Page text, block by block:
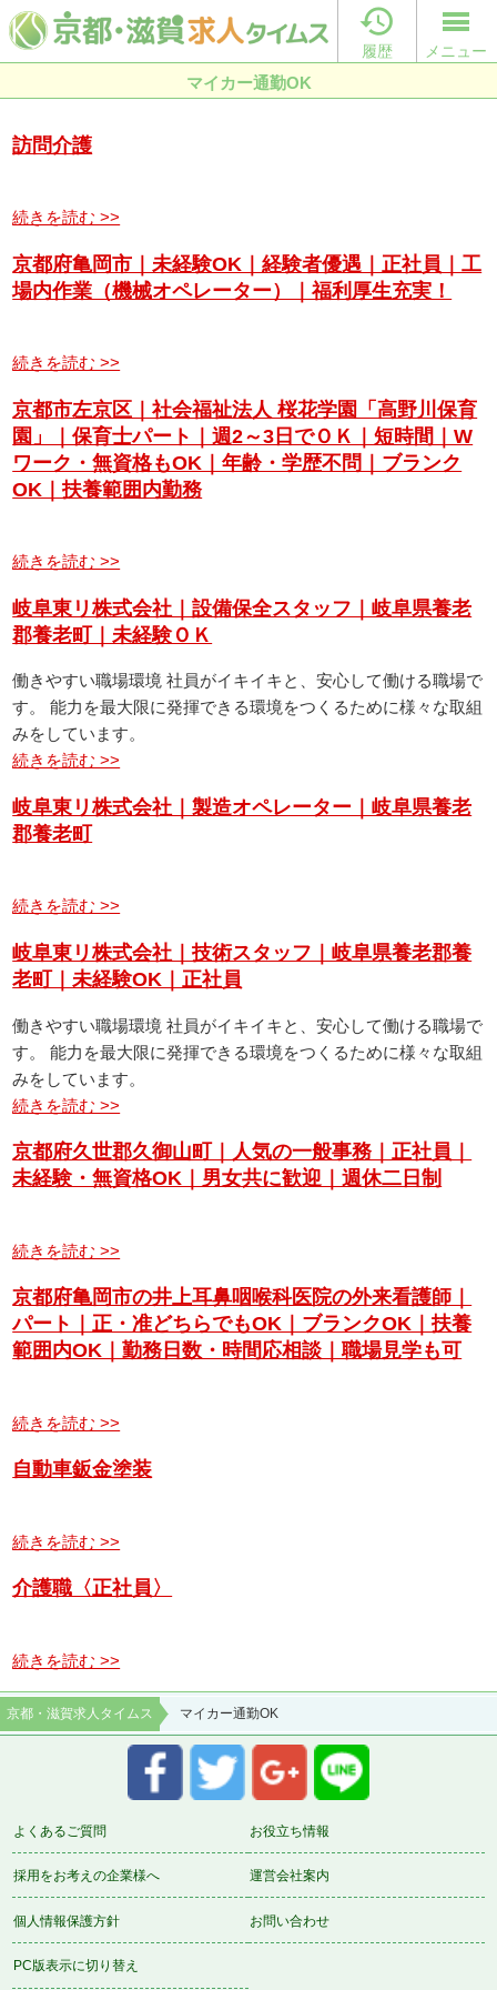

履歴 メニュー
マイカー通勤OK
訪問介護
続きを読む >>
京都府亀岡市｜未経験OK｜経験者優遇｜正社員｜工
場内作業（機械オペレーター）｜福利厚生充実！
続きを読む >>
京都市左京区｜社会福祉法人 桜花学園「高野川保育
園」｜保育士パート｜週2～3日でＯＫ｜短時間｜W
ワーク・無資格もOK｜年齢・学歴不問｜ブランク
OK｜扶養範囲内勤務
続きを読む >>
岐阜東リ株式会社｜設備保全スタッフ｜岐阜県養老
郡養老町｜未経験ＯＫ
働きやすい職場環境 社員がイキイキと、安心して働ける職場で
す。 能力を最大限に発揮できる環境をつくるために様々な取組
みをしています。
続きを読む >>
岐阜東リ株式会社｜製造オペレーター｜岐阜県養老
郡養老町
続きを読む >>
岐阜東リ株式会社｜技術スタッフ｜岐阜県養老郡養
老町｜未経験OK｜正社員
働きやすい職場環境 社員がイキイキと、安心して働ける職場で
す。 能力を最大限に発揮できる環境をつくるために様々な取組
みをしています。
続きを読む >>
京都府久世郡久御山町｜人気の一般事務｜正社員｜
未経験・無資格OK｜男女共に歓迎｜週休二日制
続きを読む >>
京都府亀岡市の井上耳鼻咽喉科医院の外来看護師｜
パート｜正・准どちらでもOK｜ブランクOK｜扶養
範囲内OK｜勤務日数・時間応相談｜職場見学も可
続きを読む >>
自動車鈑金塗装
続きを読む >>
介護職〈正社員〉
続きを読む >>
京都・滋賀求人タイムス マイカー通勤OK
よくあるご質問 お役立ち情報
採用をお考えの企業様へ 運営会社案内
個人情報保護方針 お問い合わせ
PC版表示に切り替え